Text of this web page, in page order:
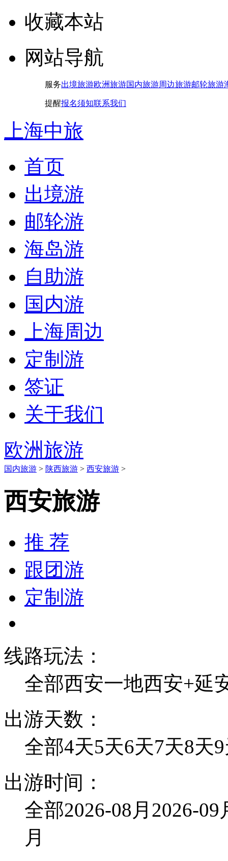
收藏本站
网站导航
服务出境旅游欧洲旅游国内旅游周边旅游邮轮旅游
提醒报名须知联系我们
上海中旅
首页
出境游
邮轮游
海岛游
自助游
国内游
上海周边
定制游
签证
关于我们
欧洲旅游
国内旅游 > 陕西旅游 > 西安旅游 >
西安旅游
推 荐
跟团游
定制游
线路玩法：
全部西安一地西安+延
出游天数：
全部4天5天6天7天8天
出游时间：
全部2026-08月 2026-09
月